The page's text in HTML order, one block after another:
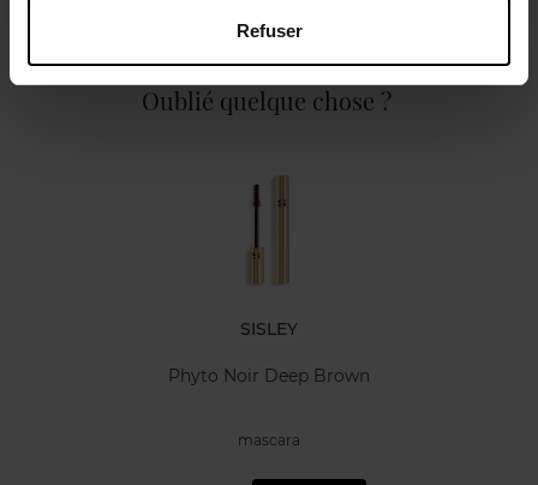
Refuser
Oublié quelque chose ?
SISLEY
Phyto Noir Deep Brown
mascara